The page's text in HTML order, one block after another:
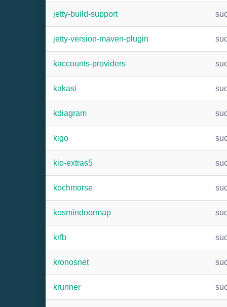
jetty-build-support
jetty-version-maven-plugin
kaccounts-providers
kakasi
kdiagram
kigo
kio-extras5
kochmorse
kosmindoormap
krfb
kronosnet
krunner